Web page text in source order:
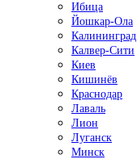
Ибица
Йошкар-Ола
Калининград
Калвер-Сити
Киев
Кишинёв
Краснодар
Лаваль
Лион
Луганск
Минск